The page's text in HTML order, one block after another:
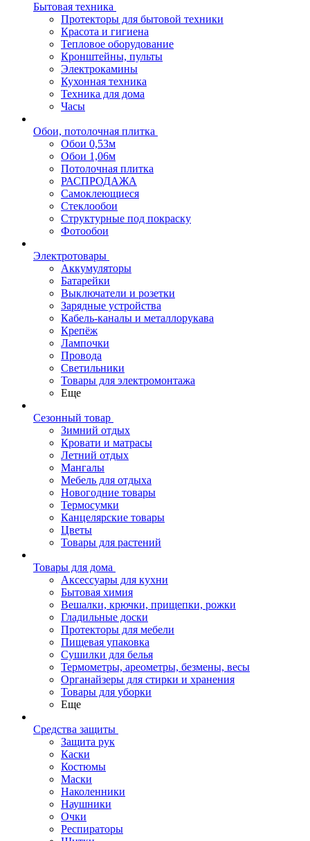
Бытовая техника
Протекторы для бытовой техники
Красота и гигиена
Тепловое оборудование
Кронштейны, пульты
Электрокамины
Кухонная техника
Техника для дома
Часы
Обои, потолочная плитка
Обои 0,53м
Обои 1,06м
Потолочная плитка
РАСПРОДАЖА
Самоклеющиеся
Стеклообои
Структурные под покраску
Фотообои
Электротовары
Аккумуляторы
Батарейки
Выключатели и розетки
Зарядные устройства
Кабель-каналы и металлорукава
Крепёж
Лампочки
Провода
Светильники
Товары для электромонтажа
Еще
Сезонный товар
Зимний отдых
Кровати и матрасы
Летний отдых
Мангалы
Мебель для отдыха
Новогодние товары
Термосумки
Канцелярские товары
Цветы
Товары для растений
Товары для дома
Аксессуары для кухни
Бытовая химия
Вешалки, крючки, прищепки, рожки
Гладильные доски
Протекторы для мебели
Пищевая упаковка
Сушилки для белья
Термометры, ареометры, безмены, весы
Органайзеры для стирки и хранения
Товары для уборки
Еще
Средства защиты
Защита рук
Каски
Костюмы
Маски
Наколенники
Наушники
Очки
Респираторы